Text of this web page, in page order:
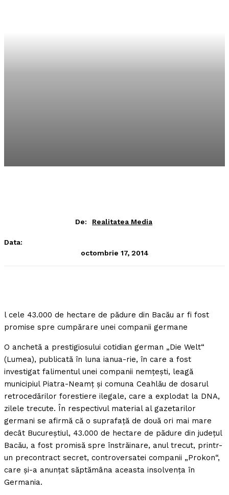
De: Realitatea Media
Data:
octombrie 17, 2014
l cele 43.000 de hectare de pădure din Bacău ar fi fost
promise spre cumpărare unei companii germane
O anchetă a prestigiosului cotidian german „Die Welt“
(Lumea), publicată în luna ianua-rie, în care a fost
investigat falimentul unei companii nemţeşti, leagă
municipiul Piatra-Neamţ şi comuna Ceahlău de dosarul
retrocedărilor forestiere ilegale, care a explodat la DNA,
zilele trecute. În respectivul material al gazetarilor
germani se afirmă că o suprafaţă de două ori mai mare
decât Bucureştiul, 43.000 de hectare de pădure din judeţul
Bacău, a fost promisă spre înstrăinare, anul trecut, printr-
un precontract secret, controversatei companii „Prokon“,
care şi-a anunţat săptămâna aceasta insolvenţa în
Germania.